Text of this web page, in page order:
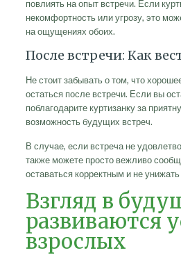
повлиять на опыт встречи. Если
некомфортность или угрозу, это
на ощущениях обоих.
После встречи: Как
Не стоит забывать о том, что
остаться после встречи. Если вы
поблагодарите куртизанку за
возможность будущих встреч.
В случае, если встреча не
также можете просто вежливо
оставаться корректным и не унижать
Взгляд в
развиваются
взрослых